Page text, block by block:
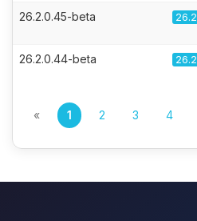
26.2.0.45-beta 26.2
26.2.0.44-beta 26.2
« 1 2 3 4